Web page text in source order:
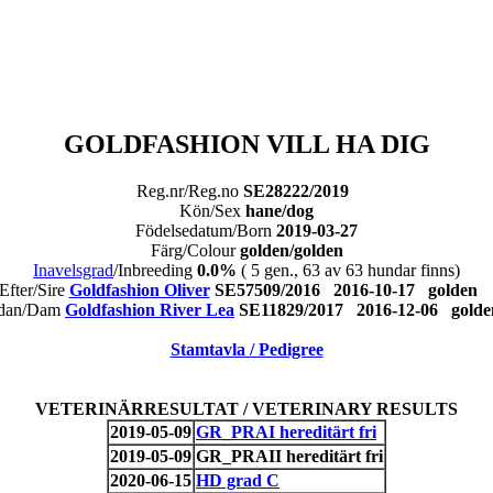
GOLDFASHION VILL HA DIG
Reg.nr/Reg.no SE28222/2019
Kön/Sex hane/dog
Födelsedatum/Born 2019-03-27
Färg/Colourgolden/golden
Inavelsgrad/Inbreeding 0.0% ( 5 gen., 63 av 63 hundar finns)
Sire Goldfashion OliverSE57509/2016 2016-10-17 golden
Dam Goldfashion River Lea SE11829/2017 2016-12-06
Stamtavla / Pedigree
VETERINÄRRESULTAT / VETERINARY RESULTS
2019-05-09 GR_PRAI hereditärt fri
2019-05-09 GR_PRAII hereditärt fri
2020-06-15 HD grad C